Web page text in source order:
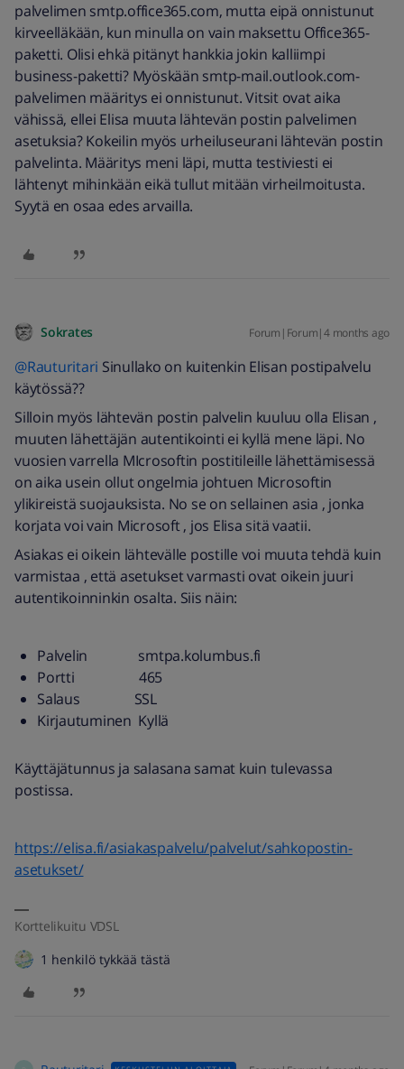
palvelimen smtp.office365.com, mutta eipä onnistunut
kirveelläkään, kun minulla on vain maksettu Office365-
paketti. Olisi ehkä pitänyt hankkia jokin kalliimpi
business-paketti? Myöskään smtp-mail.outlook.com-
palvelimen määritys ei onnistunut. Vitsit ovat aika
vähissä, ellei Elisa muuta lähtevän postin palvelimen
asetuksia? Kokeilin myös urheiluseurani lähtevän postin
palvelinta. Määritys meni läpi, mutta testiviesti ei
lähtenyt mihinkään eikä tullut mitään virheilmoitusta.
Syytä en osaa edes arvailla.
Sokrates Forum|Forum|4 months ago
@Rauturitari Sinullako on kuitenkin Elisan postipalvelu
käytössä??
Silloin myös lähtevän postin palvelin kuuluu olla Elisan ,
muuten lähettäjän autentikointi ei kyllä mene läpi. No
vuosien varrella MIcrosoftin postitileille lähettämisessä
on aika usein ollut ongelmia johtuen Microsoftin
ylikireistä suojauksista. No se on sellainen asia , jonka
korjata voi vain Microsoft , jos Elisa sitä vaatii.
Asiakas ei oikein lähtevälle postille voi muuta tehdä kuin
varmistaa , että asetukset varmasti ovat oikein juuri
autentikoinninkin osalta. Siis näin:
Palvelin smtpa.kolumbus.fi
Portti 465
Salaus SSL
Kirjautuminen Kyllä
Käyttäjätunnus ja salasana samat kuin tulevassa
postissa.
https://elisa.fi/asiakaspalvelu/palvelut/sahkopostin-
asetukset/
Korttelikuitu VDSL
1 henkilö tykkää tästä